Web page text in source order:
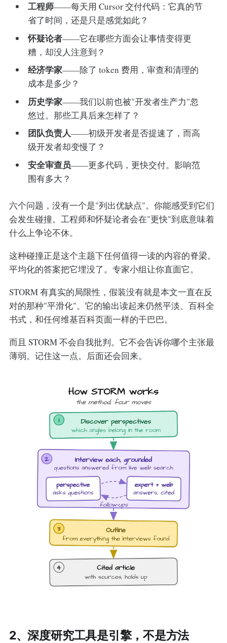
工程师——每天用 Cursor 交付代码：它真的节
省了时间，还是只是感觉如此？
怀疑论者——它在哪些方面会让事情变得更
糟，却没人注意到？
经济学家——除了 token 费用，审查和清理的
成本是多少？
历史学家——我们以前也被"开发者生产力"忽
悠过。那些工具后来怎样了？
团队负责人——初级开发者是否提速了，而高
级开发者却变慢了？
安全审查员——更多代码，更快交付。影响范
围有多大？
六个问题，没有一个是"列出优缺点"。你能感受到它们
会发生碰撞。工程师和怀疑论者会在"更快"到底意味着
什么上争论不休。
这种碰撞正是这个主题下任何值得一读的内容的脊梁。
平均化的答案把它埋没了。专家小组让你直面它。
STORM 有真实的局限性，假装没有就是本文一直在反
对的那种"平滑化"。它的输出读起来仍然平淡、百科全
书式，和任何维基百科页面一样的干巴巴。
而且 STORM 不会自我批判。它不会告诉你哪个主张最
薄弱。记住这一点。后面还会回来。
2、深度研究工具是引擎，不是方法